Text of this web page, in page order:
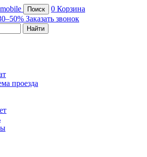
mobile Поиск 0 Корзина
Заказать звонок
проезда